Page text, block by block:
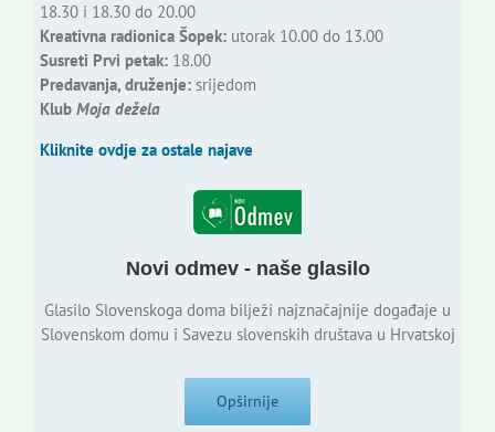
18.30 i 18.30 do 20.00
Kreativna radionica Šopek:utorak 10.00 do 13.00
Susreti Prvi petak:18.00
Predavanja, druženje:srijedom
Klub Moja dežela
Kliknite ovdje za ostale najave
Novi odmev - naše glasilo
Glasilo Slovenskoga doma bilježi najznačajnije događaje u
Slovenskom domu i Savezu slovenskih društava u Hrvatskoj
Opširnije